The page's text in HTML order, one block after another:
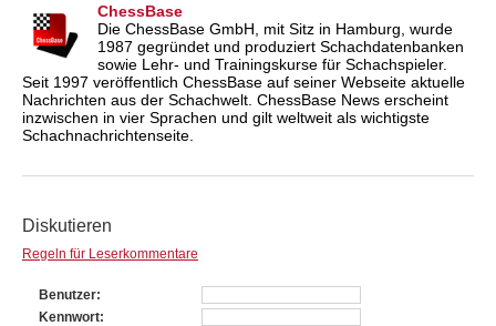
ChessBase
Die ChessBase GmbH, mit Sitz in Hamburg, wurde
1987 gegründet und produziert Schachdatenbanken
sowie Lehr- und Trainingskurse für Schachspieler.
Seit 1997 veröffentlich ChessBase auf seiner Webseite aktuelle
Nachrichten aus der Schachwelt. ChessBase News erscheint
inzwischen in vier Sprachen und gilt weltweit als wichtigste
Schachnachrichtenseite.
Diskutieren
Regeln für Leserkommentare
Benutzer
Kennwort